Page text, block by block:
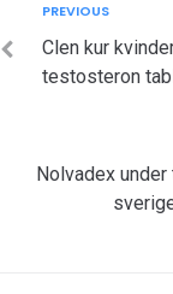
navigation
Previous
PREVIOUS
Clen kur
testosteron
Nolvadex